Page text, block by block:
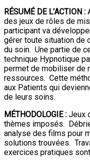
RÉSUMÉ DE L’ACTION :
des jeux de rôles de
participant va
gérer toute situation de
du soin. Une partie de
technique Hypnotique
permet de mobiliser de
ressources. Cette
aux Patients qui
de leurs soins.
MÉTHODOLOGIE : Jeux
thèmes imposés.
analyse des films pour
solutions trouvées.
exercices pratiques